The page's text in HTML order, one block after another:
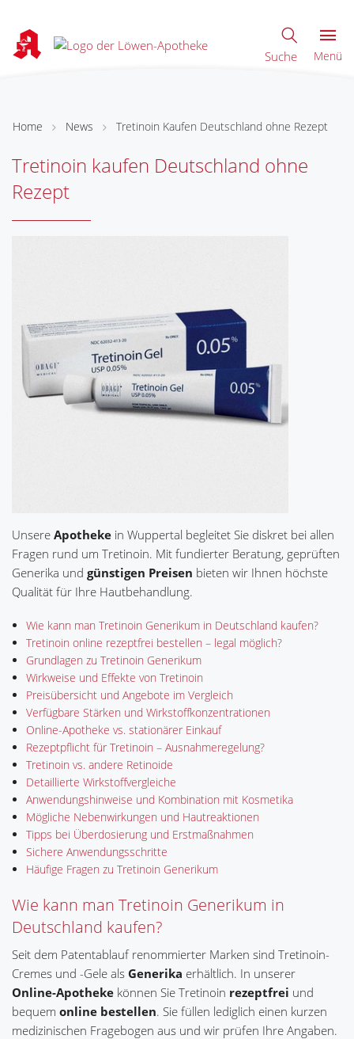
Suche Menü
Home News Tretinoin Kaufen Deutschland ohne Rezept
Tretinoin kaufen Deutschland ohne
Rezept
Unsere Apotheke in Wuppertal begleitet Sie diskret bei allen
Fragen rund um Tretinoin. Mit fundierter Beratung, geprüften
Generika und günstigen Preisen bieten wir Ihnen höchste
Qualität für Ihre Hautbehandlung.
Wie kann man Tretinoin Generikum in Deutschland kaufen?
Tretinoin online rezeptfrei bestellen – legal möglich?
Grundlagen zu Tretinoin Generikum
Wirkweise und Effekte von Tretinoin
Preisübersicht und Angebote im Vergleich
Verfügbare Stärken und Wirkstoffkonzentrationen
Online-Apotheke vs. stationärer Einkauf
Rezeptpflicht für Tretinoin – Ausnahmeregelung?
Tretinoin vs. andere Retinoide
Detaillierte Wirkstoffvergleiche
Anwendungshinweise und Kombination mit Kosmetika
Mögliche Nebenwirkungen und Hautreaktionen
Tipps bei Überdosierung und Erstmaßnahmen
Sichere Anwendungsschritte
Häufige Fragen zu Tretinoin Generikum
Wie kann man Tretinoin Generikum in
Deutschland kaufen?
Seit dem Patentablauf renommierter Marken sind Tretinoin-
Cremes und -Gele als Generika erhältlich. In unserer
Online-Apotheke können Sie Tretinoin rezeptfrei und
bequem online bestellen. Sie füllen lediglich einen kurzen
medizinischen Fragebogen aus und wir prüfen Ihre Angaben.